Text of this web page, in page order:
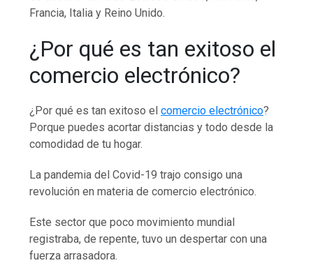
Francia, Italia y Reino Unido.
¿Por qué es tan exitoso el
comercio electrónico?
¿Por qué es tan exitoso elcomercio electrónico?
Porque puedes acortar distancias y todo desde la
comodidad de tu hogar.
La pandemia del Covid-19 trajo consigo una
revolución en materia de comercio electrónico.
Este sector que poco movimiento mundial
registraba, de repente, tuvo un despertar con una
fuerza arrasadora.